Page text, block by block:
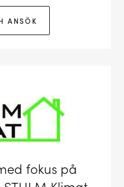
ANSÖK
fokus på